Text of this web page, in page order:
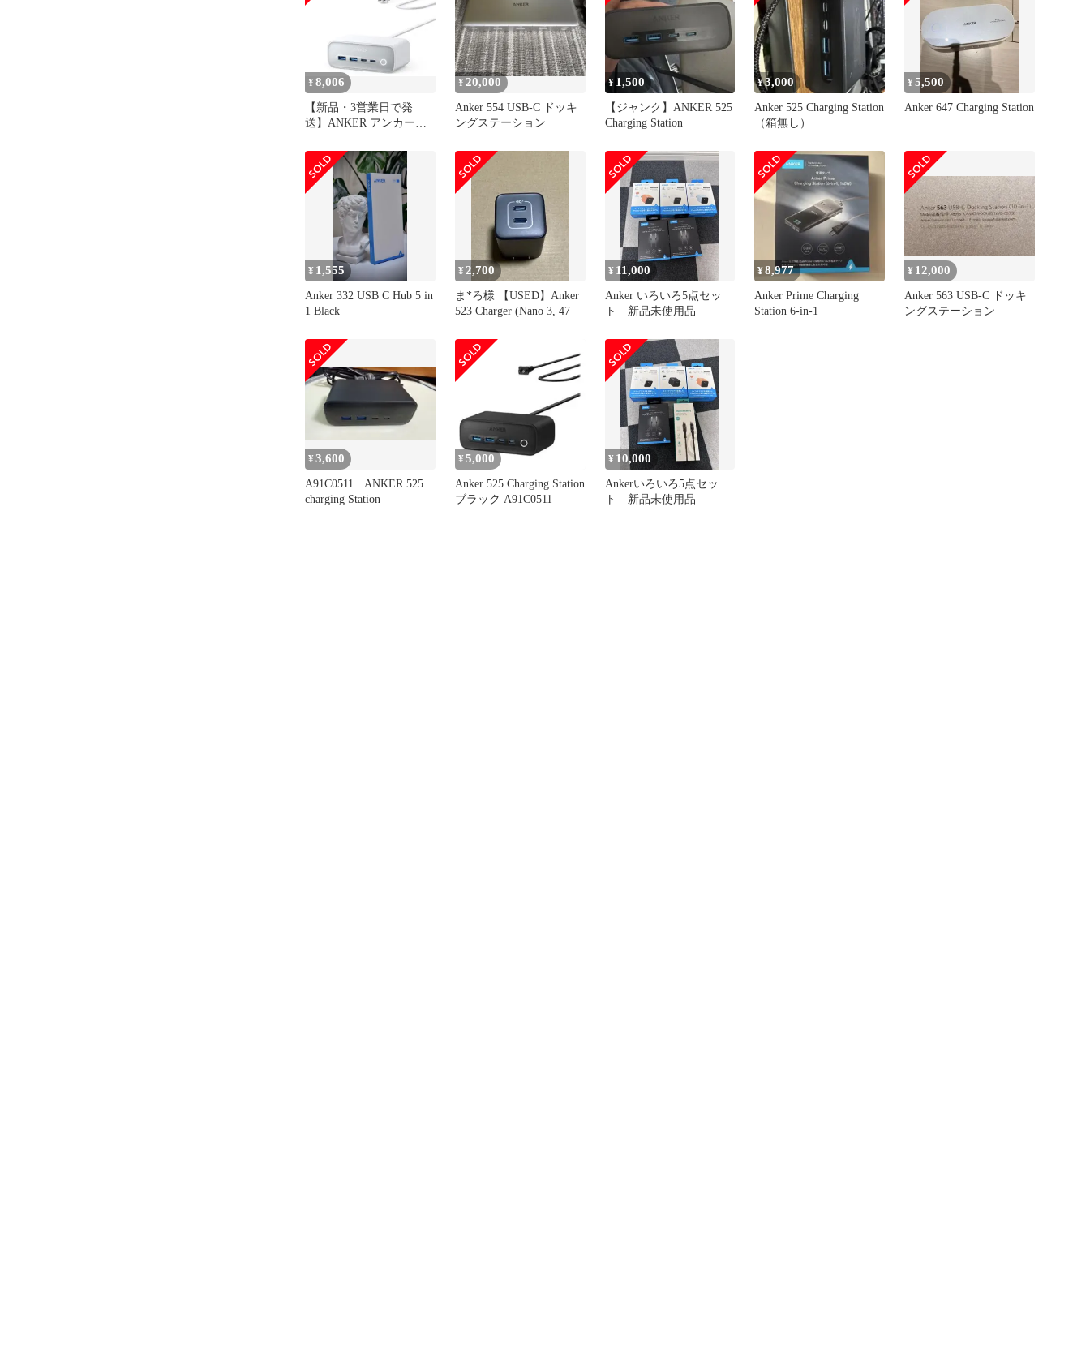
¥8,006
【新品・3営業日で発
送】ANKER アンカー
White
A91C0N21(A91C0N21)
¥ 20,000
Anker 554 USB-C ドッキ
ングステーション
¥ 1,500
【ジャンク】ANKER 525
Charging Station
¥3,000
Anker 525 Charging Station
（箱無し）
¥5,500
Anker 647 Charging Station
¥ 1,555
Anker 332 USB C Hub 5 in
1 Black
¥ 2,700
ま*ろ様 【USED】Anker
523 Charger (Nano 3, 47
¥ 11,000
Anker いろいろ5点セッ
ト 新品未使用品
¥8,977
Anker Prime Charging
Station 6-in-1
¥ 12,000
Anker 563 USB-C ドッキ
ングステーション
¥3,600
A91C0511 ANKER 525
charging Station
¥ 5,000
Anker 525 Charging Station
ブラック A91C0511
¥ 10,000
Ankerいろいろ5点セッ
ト 新品未使用品